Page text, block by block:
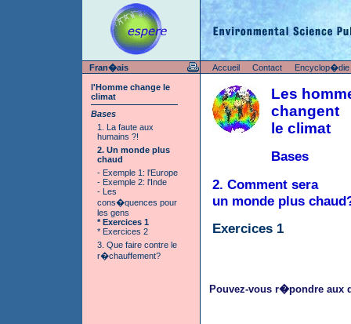
Fran�ais Accueil Contact Encyclop�die
l'Homme change le
climat
Bases
1. La faute aux
humains ?!
2. Un monde plus
chaud
- Exemple 1: l'Europe
- Exemple 2: l'Inde
- Les
cons�quences pour
les gens
* Exercices 1
* Exercices 2
3. Que faire contre le
r�chauffement?
Les
changent
le climat
Bases
2. Comment sera
un monde plus
Exercices 1
Pouvez-vous r�pondre aux